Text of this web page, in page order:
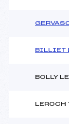
BILLIET
BOLLY
LEROCH